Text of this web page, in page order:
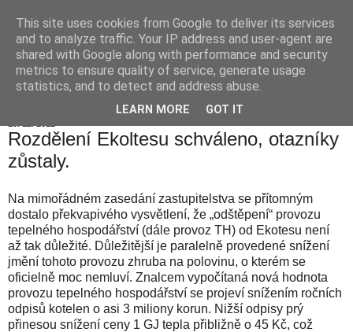
Hranické listy
Rozdělení Ekoltesu schváleno, otazníky
zůstaly.
Na mimořádném zasedání zastupitelstva se přítomným
dostalo překvapivého vysvětlení, že „odštěpení“ provozu
tepelného hospodářství (dále provoz TH) od Ekotesu není
až tak důležité. Důležitější je paralelně provedené snížení
jmění tohoto provozu zhruba na polovinu, o kterém se
oficielně moc nemluví. Znalcem vypočítaná nová hodnota
provozu tepelného hospodářství se projeví snížením ročních
odpisů kotelen o asi 3 miliony korun. Nižší odpisy prý
přinesou snížení ceny 1 GJ tepla přibližně o 45 Kč, což
This site uses cookies from Google to deliver its services
and to analyze traffic. Your IP address and user-agent are
shared with Google along with performance and security
metrics to ensure quality of service, generate usage
statistics, and to detect and address abuse.
LEARN MORE GOT IT